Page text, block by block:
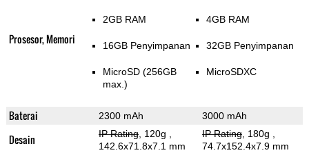
Prosesor, Memori
2GB RAM
16GB Penyimpanan
MicroSD (256GB
max.)
4GB RAM
32GB Penyimpanan
MicroSDXC
Baterai 2300 mAh 3000 mAh
Desain IP Rating, 120g
142.6x71.8x7.1 mm
IP Rating, 180g
74.7x152.4x7.9 mm